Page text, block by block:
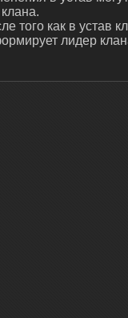
того как в устав
лидер